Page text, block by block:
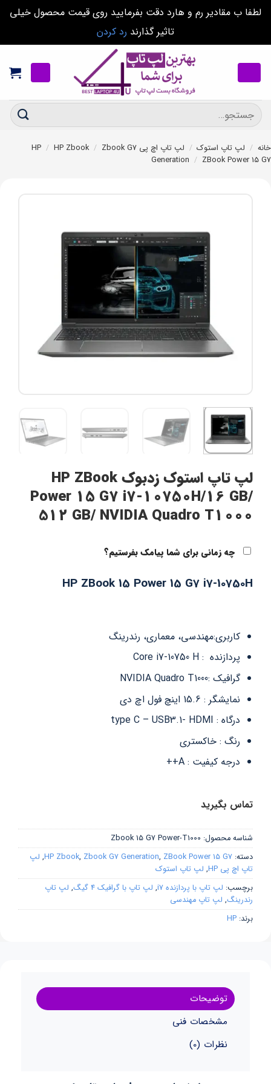
لطفا ب مقادیر رم و هارد دقت بفرمایید روی قیمت محصول خیلی
تاثیر گذارند رد کردن
content
جستجو
برای:
خانه / لپ تاپ استوک / لپ تاپ اچ پی HP / HP Zbook / Zbook G7
Generation / ZBook Power 15 G7
لپ تاپ استوک زدبوک HP ZBook
Power 15 G7 i7-10750H/16 GB/
512 GB/ NVIDIA Quadro T1000
چه زمانی برای شما پیامک بفرستیم؟
HP ZBook 15 Power 15 G7 i7-10750H
کاربری:مهندسی، معماری، رندرینگ
پردازنده : Core i7-10750 H
گرافیک :NVIDIA Quadro T1000
نمایشگر : 15.6 اینچ فول اچ دی
درگاه : type C – USB3.1- HDMI
رنگ : خاکستری
درجه کیفیت : A++
تماس بگیرید
شناسه محصول: Zbook 15 G7 Power-T1000
دسته:
HP Zbook, Zbook G7 Generation, ZBook Power 15 G7
, لپ
تاپ اچ پی HP
, لپ تاپ استوک
برچسب: لپ تاپ با پردازنده i7 , لپ تاپ با گرافیک 4 گیگ , لپ تاپ
رندرینگ, لپ تاپ مهندسی
برند: HP
توضیحات
مشخصات فنی
نظرات (0)